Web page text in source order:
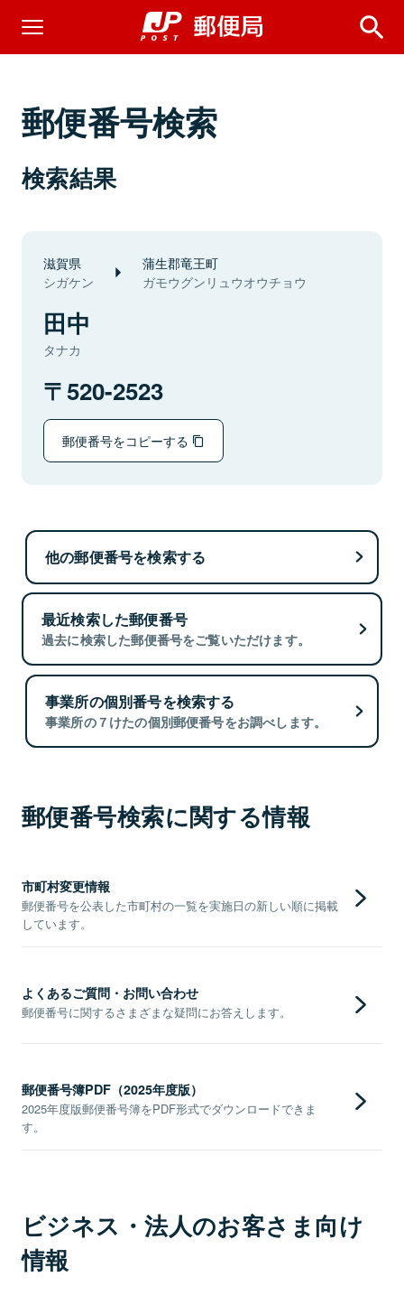
郵便番号検索
検索結果
滋賀県
シガケン
蒲生郡竜王町
ガモウグンリュウオウチョウ
田中
タナカ
520-2523
郵便番号をコピーする
他の郵便番号を検索する
最近検索した郵便番号
過去に検索した郵便番号をご覧いただけます。
事業所の個別番号を検索する
事業所の７けたの個別郵便番号をお調べします。
郵便番号検索に関する情報
市町村変更情報
郵便番号を公表した市町村の一覧を実施日の新しい順に掲載
しています。
よくあるご質問・お問い合わせ
郵便番号に関するさまざまな疑問にお答えします。
郵便番号簿PDF（2025年度版）
2025年度版郵便番号簿をPDF形式でダウンロードできま
す。
ビジネス・法人のお客さま向け
情報